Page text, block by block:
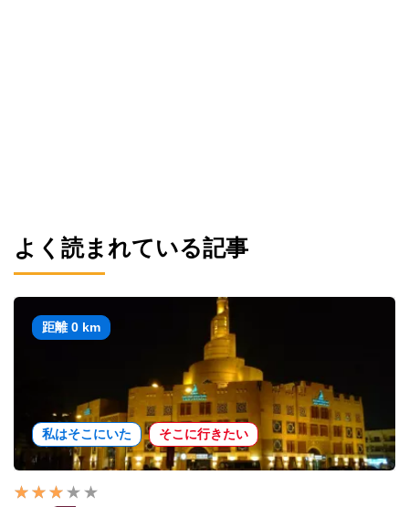
よく読まれている記事
距離 0 km
私はそこにいた そこに行きたい